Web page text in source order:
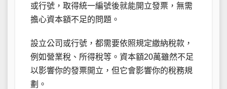
或行號，取得統一編號後就能開立發票，無需
擔心資本額不足的問題。
設立公司或行號，都需要依照規定繳納稅款，
例如營業稅、所得稅等。資本額20萬雖然不足
以影響你的發票開立，但它會影響你的稅務規
劃。